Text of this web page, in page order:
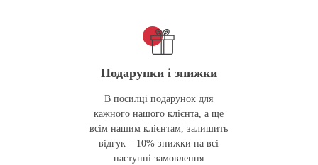
Подарунки і знижки
В посилці подарунок для
кажного нашого клієнта, а ще
всім нашим клієнтам, залишить
відгук – 10% знижки на всі
наступні замовлення